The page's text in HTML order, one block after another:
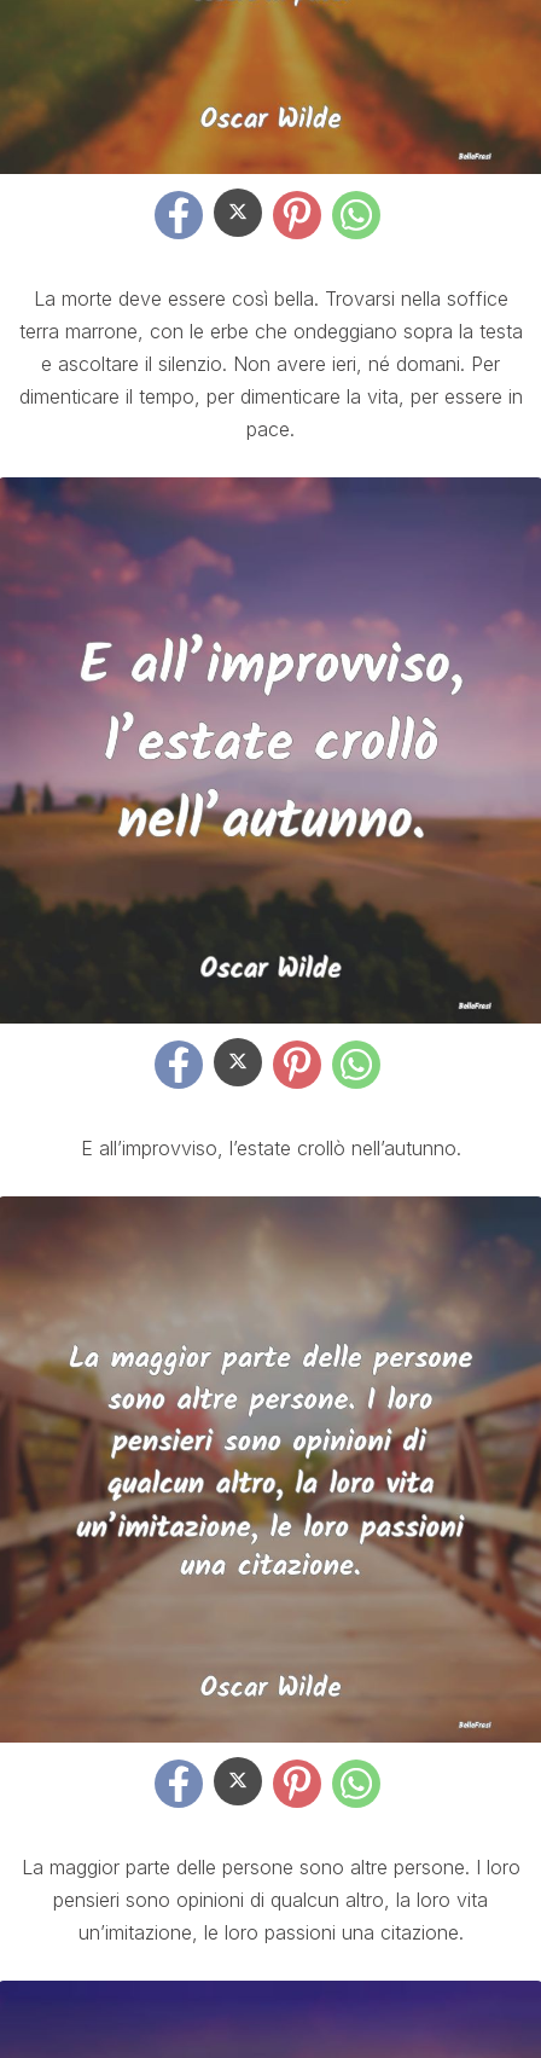
La morte deve essere così bella. Trovarsi nella soffice
terra marrone, con le erbe che ondeggiano sopra la testa
e ascoltare il silenzio. Non avere ieri, né domani. Per
dimenticare il tempo, per dimenticare la vita, per essere in
pace.
E all’improvviso, l’estate crollò nell’autunno.
La maggior parte delle persone sono altre persone. I loro
pensieri sono opinioni di qualcun altro, la loro vita
un’imitazione, le loro passioni una citazione.